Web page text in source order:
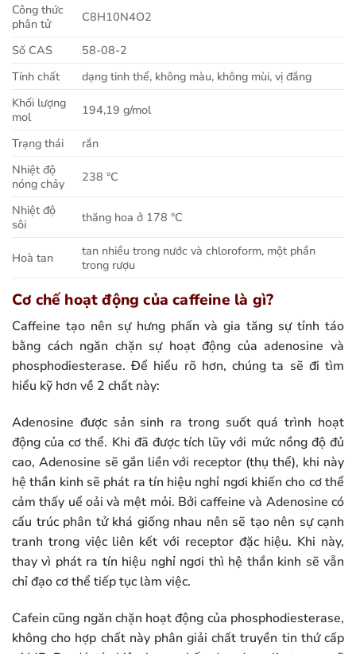
Công thức
phân tử
C8H10N4O2
Số CAS
58-08-2
Tính chất
dạng tinh thể, không màu, không mùi, vị đắng
Khối lượng
mol
194,19 g/mol
Trạng thái
rắn
Nhiệt độ
nóng chảy
238 °C
Nhiệt độ
sôi
thăng hoa ở 178 °C
Hoà tan
tan nhiều trong nước và chloroform, một phần
trong rượu
Cơ chế hoạt động của caffeine là gì?
Caffeine tạo nên sự hưng phấn và gia tăng sự tỉnh táo
bằng cách ngăn chặn sự hoạt động của adenosine và
phosphodiesterase. Để hiểu rõ hơn, chúng ta sẽ đi tìm
hiểu kỹ hơn về 2 chất này:
Adenosine được sản sinh ra trong suốt quá trình hoạt
động của cơ thể. Khi đã được tích lũy với mức nồng độ đủ
cao, Adenosine sẽ gắn liền với receptor (thụ thể), khi này
hệ thần kinh sẽ phát ra tín hiệu nghỉ ngơi khiến cho cơ thể
cảm thấy uể oải và mệt mỏi. Bởi caffeine và Adenosine có
cấu trúc phân tử khá giống nhau nên sẽ tạo nên sự cạnh
tranh trong việc liên kết với receptor đặc hiệu. Khi này,
thay vì phát ra tín hiệu nghỉ ngơi thì hệ thần kinh sẽ vẫn
chỉ đạo cơ thể tiếp tục làm việc.
Cafein cũng ngăn chặn hoạt động của phosphodiesterase,
không cho hợp chất này phân giải chất truyền tin thứ cấp